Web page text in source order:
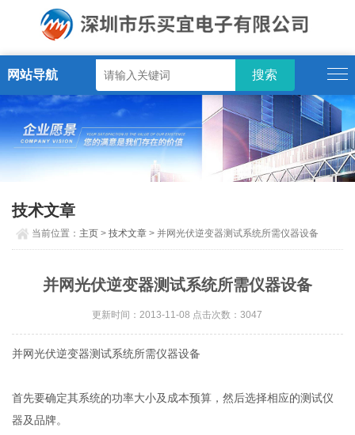
网站导航
技术文章
当前位置： 主页 >技术文章 > 并网光伏逆变器测试系统所需仪器设备
并网光伏逆变器测试系统所需仪器设备
更新时间：2013-11-08 点击次数：3047
并网光伏逆变器测试系统所需仪器设备
首先要确定其系统的功率大小及成本预算，然后选择相应的测试仪
器及品牌。